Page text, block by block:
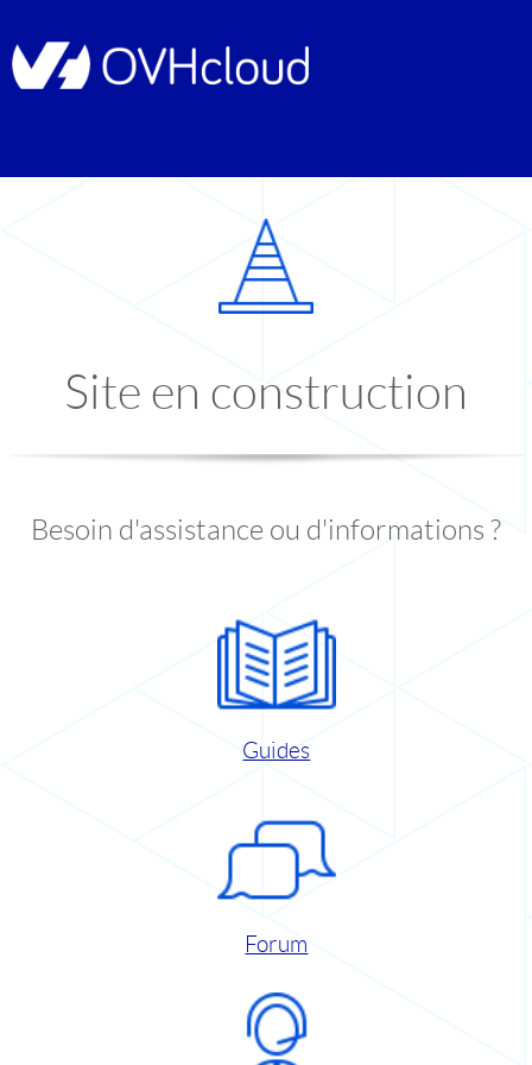
Site en construction
Besoin d'assistance ou d'informations ?
Guides
Forum